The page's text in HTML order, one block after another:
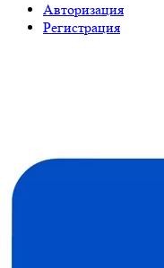
Авторизация
Регистрация